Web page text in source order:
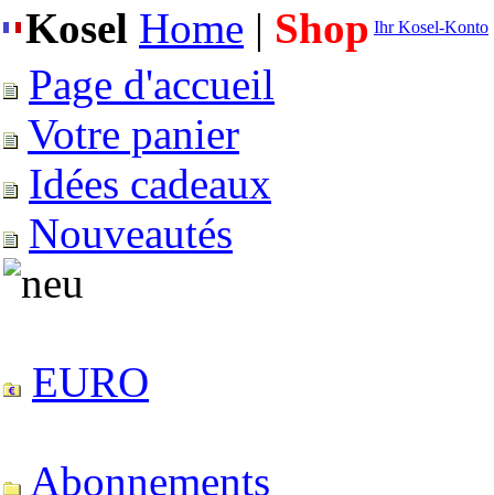
Kosel Home | Shop Ihr Kosel-Konto
Page d'accueil
Votre panier
Idées cadeaux
Nouveautés
EURO
Abonnements